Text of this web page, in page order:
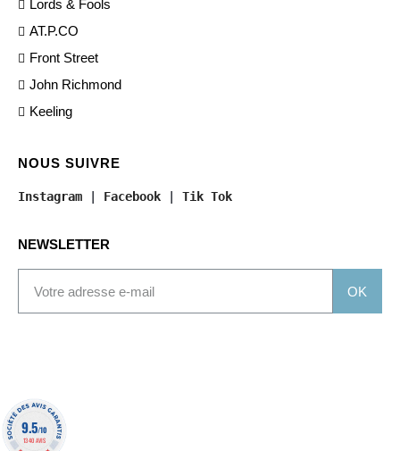
Lords & Fools
AT.P.CO
Front Street
John Richmond
Keeling
NOUS SUIVRE
Instagram Facebook Tik Tok
NEWSLETTER
OK
9.5/10
1340 AVIS